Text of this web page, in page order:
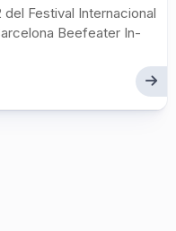
del Festival Internacional
Beefeater In-